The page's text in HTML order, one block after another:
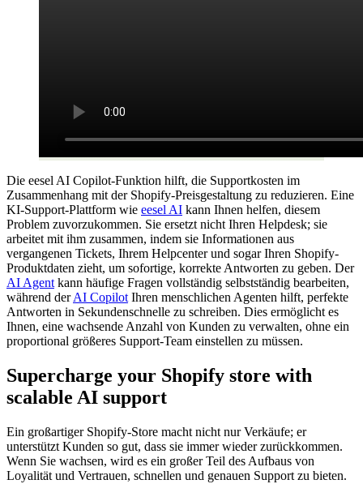
Die eesel AI Copilot-Funktion hilft, die Supportkosten im
Zusammenhang mit der Shopify-Preisgestaltung zu reduzieren. Eine
KI-Support-Plattform wie eesel AI kann Ihnen helfen, diesem
Problem zuvorzukommen. Sie ersetzt nicht Ihren Helpdesk; sie
arbeitet mit ihm zusammen, indem sie Informationen aus
vergangenen Tickets, Ihrem Helpcenter und sogar Ihren Shopify-
Produktdaten zieht, um sofortige, korrekte Antworten zu geben. Der
AI Agent kann häufige Fragen vollständig selbstständig bearbeiten,
während derAI Copilot Ihren menschlichen Agenten hilft, perfekte
Antworten in Sekundenschnelle zu schreiben. Dies ermöglicht es
Ihnen, eine wachsende Anzahl von Kunden zu verwalten, ohne ein
proportional größeres Support-Team einstellen zu müssen.
Supercharge your Shopify store with
scalable AI support
Ein großartiger Shopify-Store macht nicht nur Verkäufe; er
unterstützt Kunden so gut, dass sie immer wieder zurückkommen.
Wenn Sie wachsen, wird es ein großer Teil des Aufbaus von
Loyalität und Vertrauen, schnellen und genauen Support zu bieten.